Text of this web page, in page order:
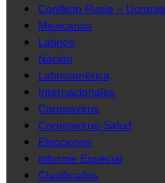
Conflicto Rusia – Ucrania
Mexicanos
Latinos
Nación
Latinoamérica
Internacionales
Coronavirus
Coronavirus-Salud
Elecciones
Informe Especial
Clasificados